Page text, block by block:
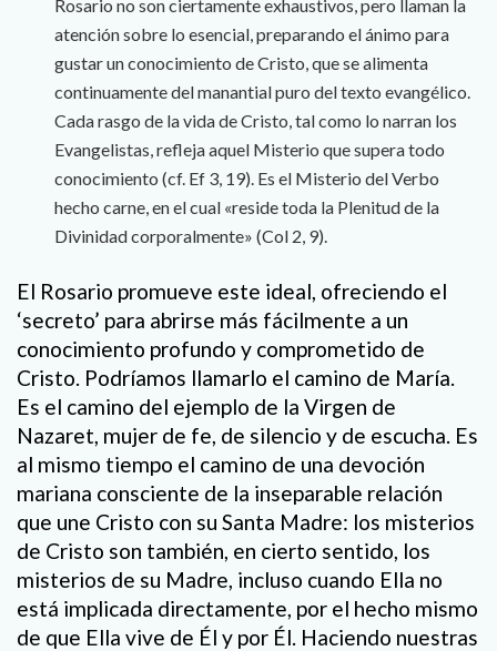
Rosario no son ciertamente exhaustivos, pero llaman la
atención sobre lo esencial, preparando el ánimo para
gustar un conocimiento de Cristo, que se alimenta
continuamente del manantial puro del texto evangélico.
Cada rasgo de la vida de Cristo, tal como lo narran los
Evangelistas, refleja aquel Misterio que supera todo
conocimiento (cf. Ef 3, 19). Es el Misterio del Verbo
hecho carne, en el cual «reside toda la Plenitud de la
Divinidad corporalmente» (Col 2, 9).
El Rosario promueve este ideal, ofreciendo el
‘secreto’ para abrirse más fácilmente a un
conocimiento profundo y comprometido de
Cristo. Podríamos llamarlo el camino de María.
Es el camino del ejemplo de la Virgen de
Nazaret, mujer de fe, de silencio y de escucha. Es
al mismo tiempo el camino de una devoción
mariana consciente de la inseparable relación
que une Cristo con su Santa Madre: los misterios
de Cristo son también, en cierto sentido, los
misterios de su Madre, incluso cuando Ella no
está implicada directamente, por el hecho mismo
de que Ella vive de Él y por Él. Haciendo nuestras